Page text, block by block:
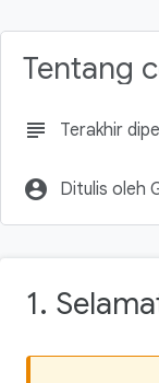
Tentang
subject Terakhir
account_circle Ditulis oleh
1.